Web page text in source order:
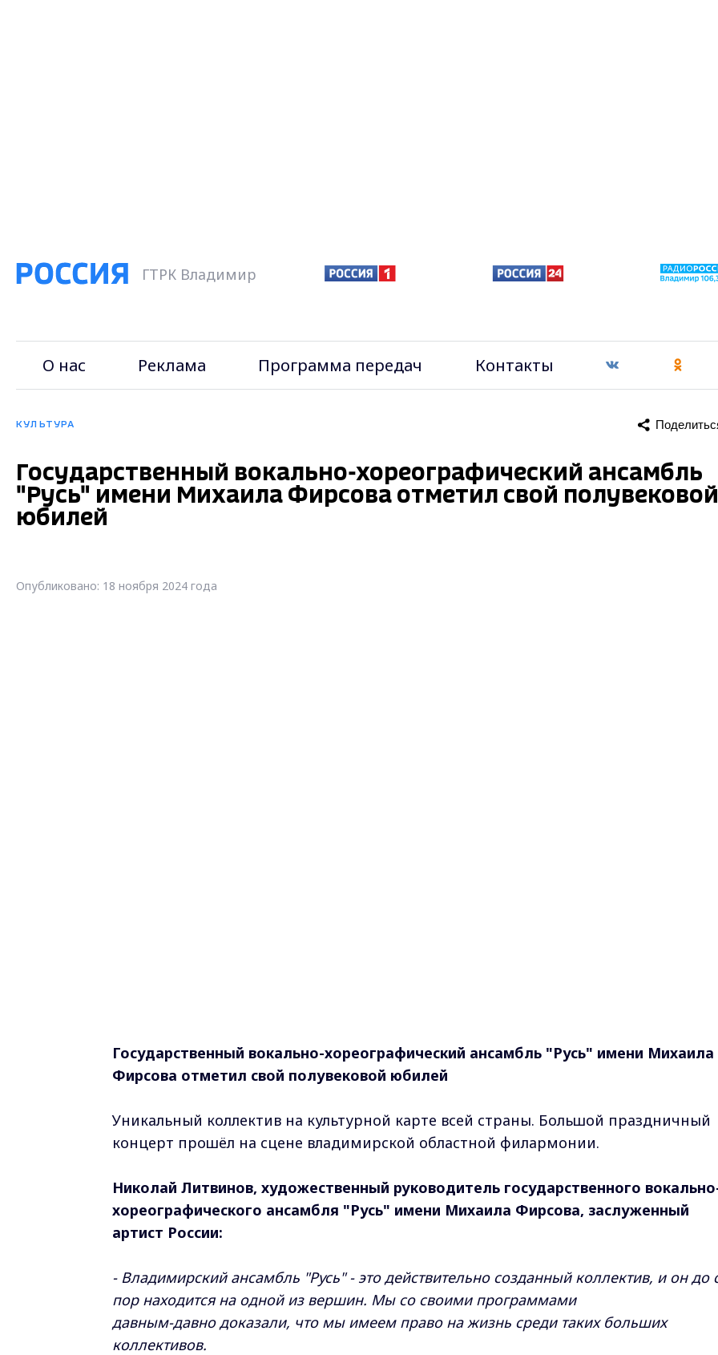
ГТРК Владимир
О нас Реклама Программа передач Контакты
КУЛЬТУРА
Государственный вокально-хореографический ансамбль
"Русь" имени Михаила Фирсова отметил свой полувековой
юбилей
Опубликовано: 18 ноября 2024 года
Государственный вокально-хореографический ансамбль "Русь" имени Михаила
Фирсова отметил свой полувековой юбилей
Уникальный коллектив на культурной карте всей страны. Большой праздничный
концерт прошёл на сцене владимирской областной филармонии.
Николай Литвинов, художественный руководитель государственного
хореографического ансамбля "Русь" имени Михаила Фирсова, заслуженный
артист России:
- Владимирский ансамбль "Русь" - это действительно созданный коллектив, и он до
пор находится на одной из вершин. Мы со своими программами
давным-давно доказали, что мы имеем право на жизнь среди таких больших
коллективов.